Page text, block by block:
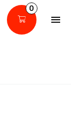
0